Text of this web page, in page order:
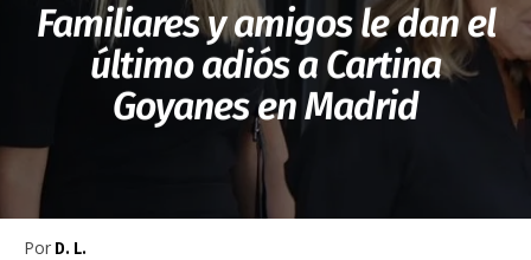
Familiares y amigos le dan el
último adiós a Cartina
Goyanes en Madrid
Por D. L.